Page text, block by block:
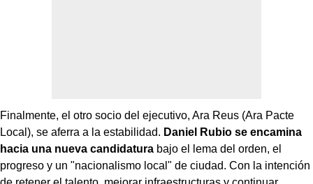
Finalmente, el otro socio del ejecutivo, Ara Reus (Ara Pacte
Local), se aferra a la estabilidad. Daniel Rubio se encamina
hacia una nueva candidatura bajo el lema del orden, el
progreso y un "nacionalismo local" de ciudad. Con la intención